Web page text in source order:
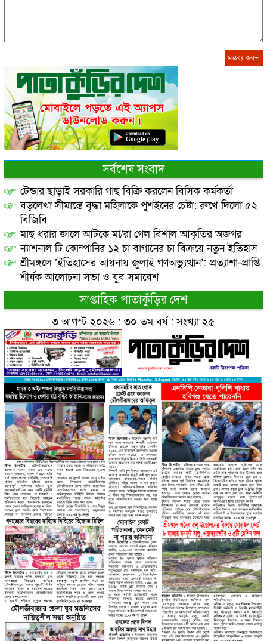
সর্বশেষ সংবাদ
টেন্ডার ছাড়াই সরকারি গাছ বিক্রি করলেন বিসিক কর্মকর্তা
বড়লেখা সীমান্তে বৃদ্ধা মহিলাকে পুশইনের চেষ্টা: রুখে দিলো ৫২
বিজিবি
মাছ ধরার জালে আটকে মা/রা গেল বিশাল আকৃতির অজগর
ন্যাশনাল টি কোম্পানির ১২ চা বাগানের চা বিক্রয়ে নতুন ইতিহাস
শ্রীমঙ্গলে ‘ইতিহাসের আয়নায় জুলাই গণঅভ্যুত্থান’: প্রত্যাশা-প্রাপ্তি
শীর্ষক আলোচনা সভা ও যুব সমাবেশ
সাপ্তাহিক পাতাকুঁড়ির দেশ
৩ আগস্ট ২০২৬ : ৩০ তম বর্ষ : সংখ্যা ২৫